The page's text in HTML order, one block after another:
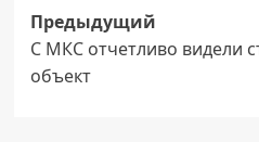
Навигация
записи
Предыдущий
С МКС отчетливо видели
объект